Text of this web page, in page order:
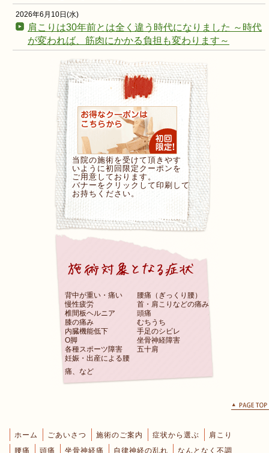
2026年6月10日(水)
肩こりは30年前とは全く違う時代になりました ～時代
が変われば、筋肉にかかる負担も変わります～
当院の施術を受けて頂きやす
いように初回限定クーポンを
ご用意しております。
バナーをクリックして印刷して
お持ちください。
背中が重い・痛い
腰痛（ぎっくり腰）
慢性疲労
首・肩こりなどの痛み
椎間板ヘルニア
頭痛
膝の痛み
むちうち
内臓機能低下
手足のシビレ
O脚
坐骨神経障害
各種スポーツ障害
五十肩
妊娠・出産による腰
痛、など
ホーム ごあいさつ 施術のご案内 症状から選ぶ 肩こり
腰痛 頭痛 坐骨神経痛 自律神経の乱れ なんとなく不調